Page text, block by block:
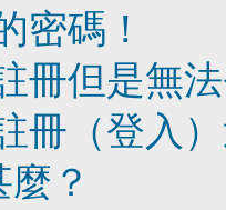
密碼！
冊但是無
冊（登入
？